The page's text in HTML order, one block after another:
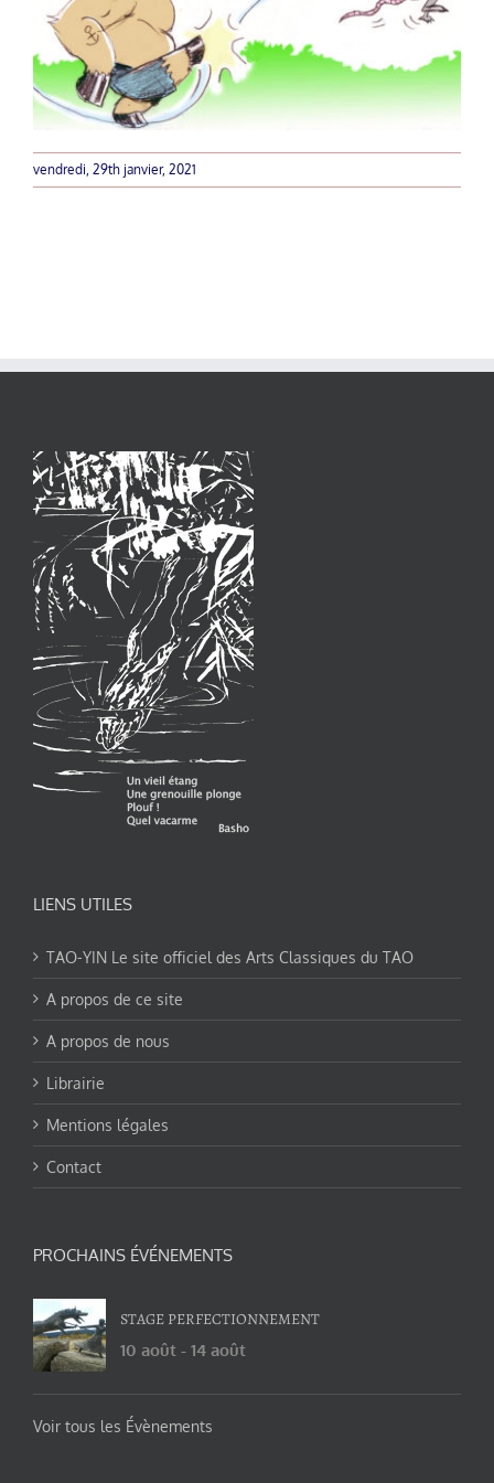
vendredi, 29th janvier, 2021
LIENS UTILES
TAO-YIN Le site officiel des Arts Classiques du TAO
A propos de ce site
A propos de nous
Librairie
Mentions légales
Contact
PROCHAINS ÉVÉNEMENTS
STAGE PERFECTIONNEMENT
10 août - 14 août
Voir tous les Évènements